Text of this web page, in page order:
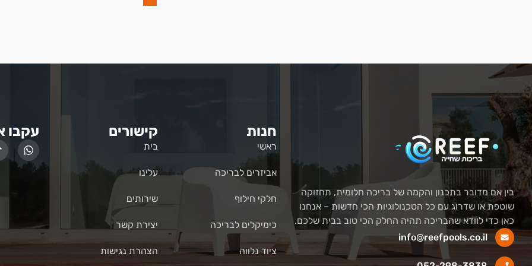
בין אם מדובר בתכנון והקמה של בריכה חלומית, תחזוקה
שוטפת או שדרוג עם כל הטכנולוגיות הכי חדשות – אנחנו
כאן כדי לוודא שהבריכה תהיה החלק הכי טוב בבית שלכם.
info@reefpools.co.il
חנות
ראשי
אביזרים לבריכה
חלקי חילוף
כימיקלים לבריכה
ציוד נלווה
קישורים
בית
עלינו
שירותים
יצירת קשר
הצהרת נגישות
עקבו